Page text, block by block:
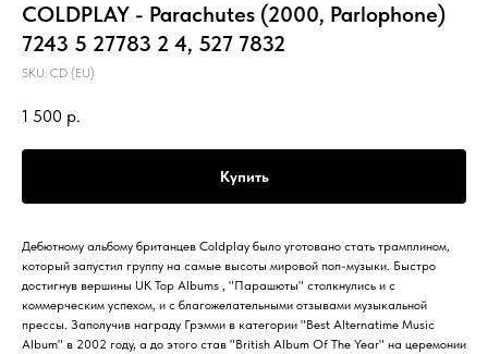
COLDPLAY - Parachutes (2000, Parlophone)
7243 5 27783 2 4, 527 7832
SKU: CD (EU)
1 500 р.
Купить
Дебютному альбому британцев Coldplay было уготовано стать трамплином,
который запустил группу на самые высоты мировой поп-музыки. Быстро
достигнув вершины UK Top Albums , "Парашюты" столкнулись и с
коммерческим успехом, и с благожелательными отзывами музыкальной
прессы. Заполучив награду Грэмми в категории "Best Alternatime Music
Album" в 2002 году, а до этого став "British Album Of The Year" на церемонии